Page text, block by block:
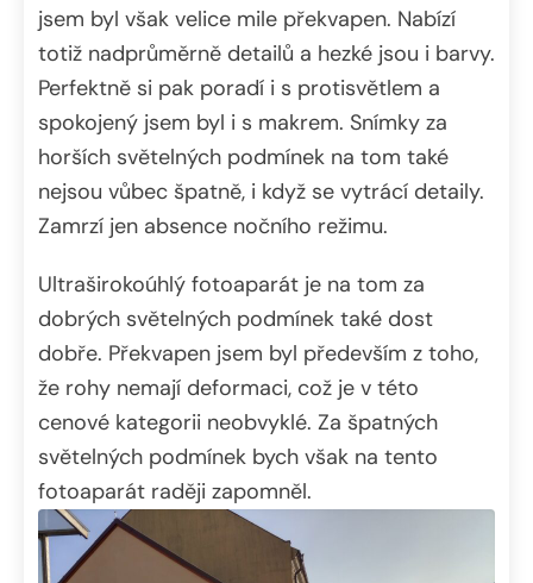
jsem byl však velice mile překvapen. Nabízí
totiž nadprůměrně detailů a hezké jsou i barvy.
Perfektně si pak poradí i s protisvětlem a
spokojený jsem byl i s makrem. Snímky za
horších světelných podmínek na tom také
nejsou vůbec špatně, i když se vytrácí detaily.
Zamrzí jen absence nočního režimu.
Ultraširokoúhlý fotoaparát je na tom za
dobrých světelných podmínek také dost
dobře. Překvapen jsem byl především z toho,
že rohy nemají deformaci, což je v této
cenové kategorii neobvyklé. Za špatných
světelných podmínek bych však na tento
fotoaparát raději zapomněl.